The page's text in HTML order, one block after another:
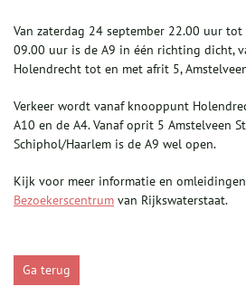
Van zaterdag 24 september 22.00 uur
09.00 uur is de A9 in één richting dicht,
Holendrecht tot en met afrit 5,
Verkeer wordt vanaf knooppunt
A10 en de A4. Vanaf oprit 5 Amstelveen
Schiphol/Haarlem is de A9 wel open.
Kijk voor meer informatie en
Bezoekerscentrum van Rijkswaterstaat.
Ga terug